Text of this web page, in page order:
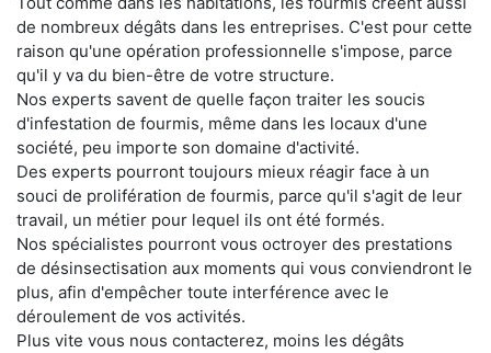
de nombreux dégâts dans les entreprises. C'est pour cette
raison qu'une opération professionnelle s'impose, parce
qu'il y va du bien-être de votre structure.
Nos experts savent de quelle façon traiter les soucis
d'infestation de fourmis, même dans les locaux d'une
société, peu importe son domaine d'activité.
Des experts pourront toujours mieux réagir face à un
souci de prolifération de fourmis, parce qu'il s'agit de leur
travail, un métier pour lequel ils ont été formés.
Nos spécialistes pourront vous octroyer des prestations
de désinsectisation aux moments qui vous conviendront le
plus, afin d'empêcher toute interférence avec le
déroulement de vos activités.
Plus vite vous nous contacterez, moins les dégâts